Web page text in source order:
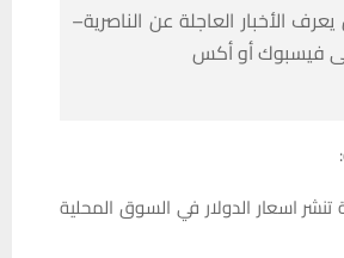
الأخبار العاجلة عن الناصرية–
فيسبوك أو أكس
تنشر اسعار الدولار في السوق المحلية